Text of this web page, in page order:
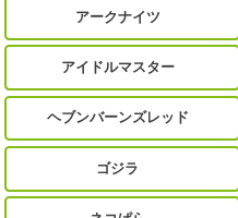
アークナイツ
アイドルマスター
ヘブンバーンズレッド
ゴジラ